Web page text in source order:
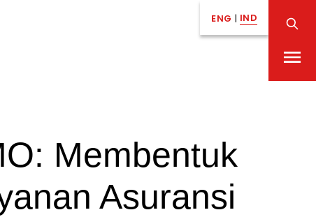
ENG | IND
Membentuk
Asuransi